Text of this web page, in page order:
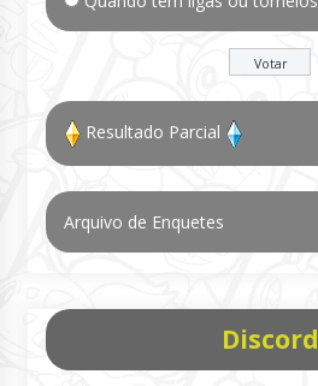
Resultado Parcial
Arquivo de Enquetes
Discord